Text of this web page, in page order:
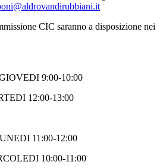
CIC saranno a disposizione nei
9:00-10:00
12:00-13:00
11:00-12:00
10:00-11:00